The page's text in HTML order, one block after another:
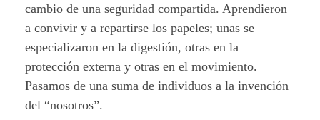
t
o
r
d
cambio de una seguridad compartida. Aprendieron
a convivir y a repartirse los papeles; unas se
especializaron en la digestión, otras en la
protección externa y otras en el movimiento.
Pasamos de una suma de individuos a la invención
del “nosotros”.